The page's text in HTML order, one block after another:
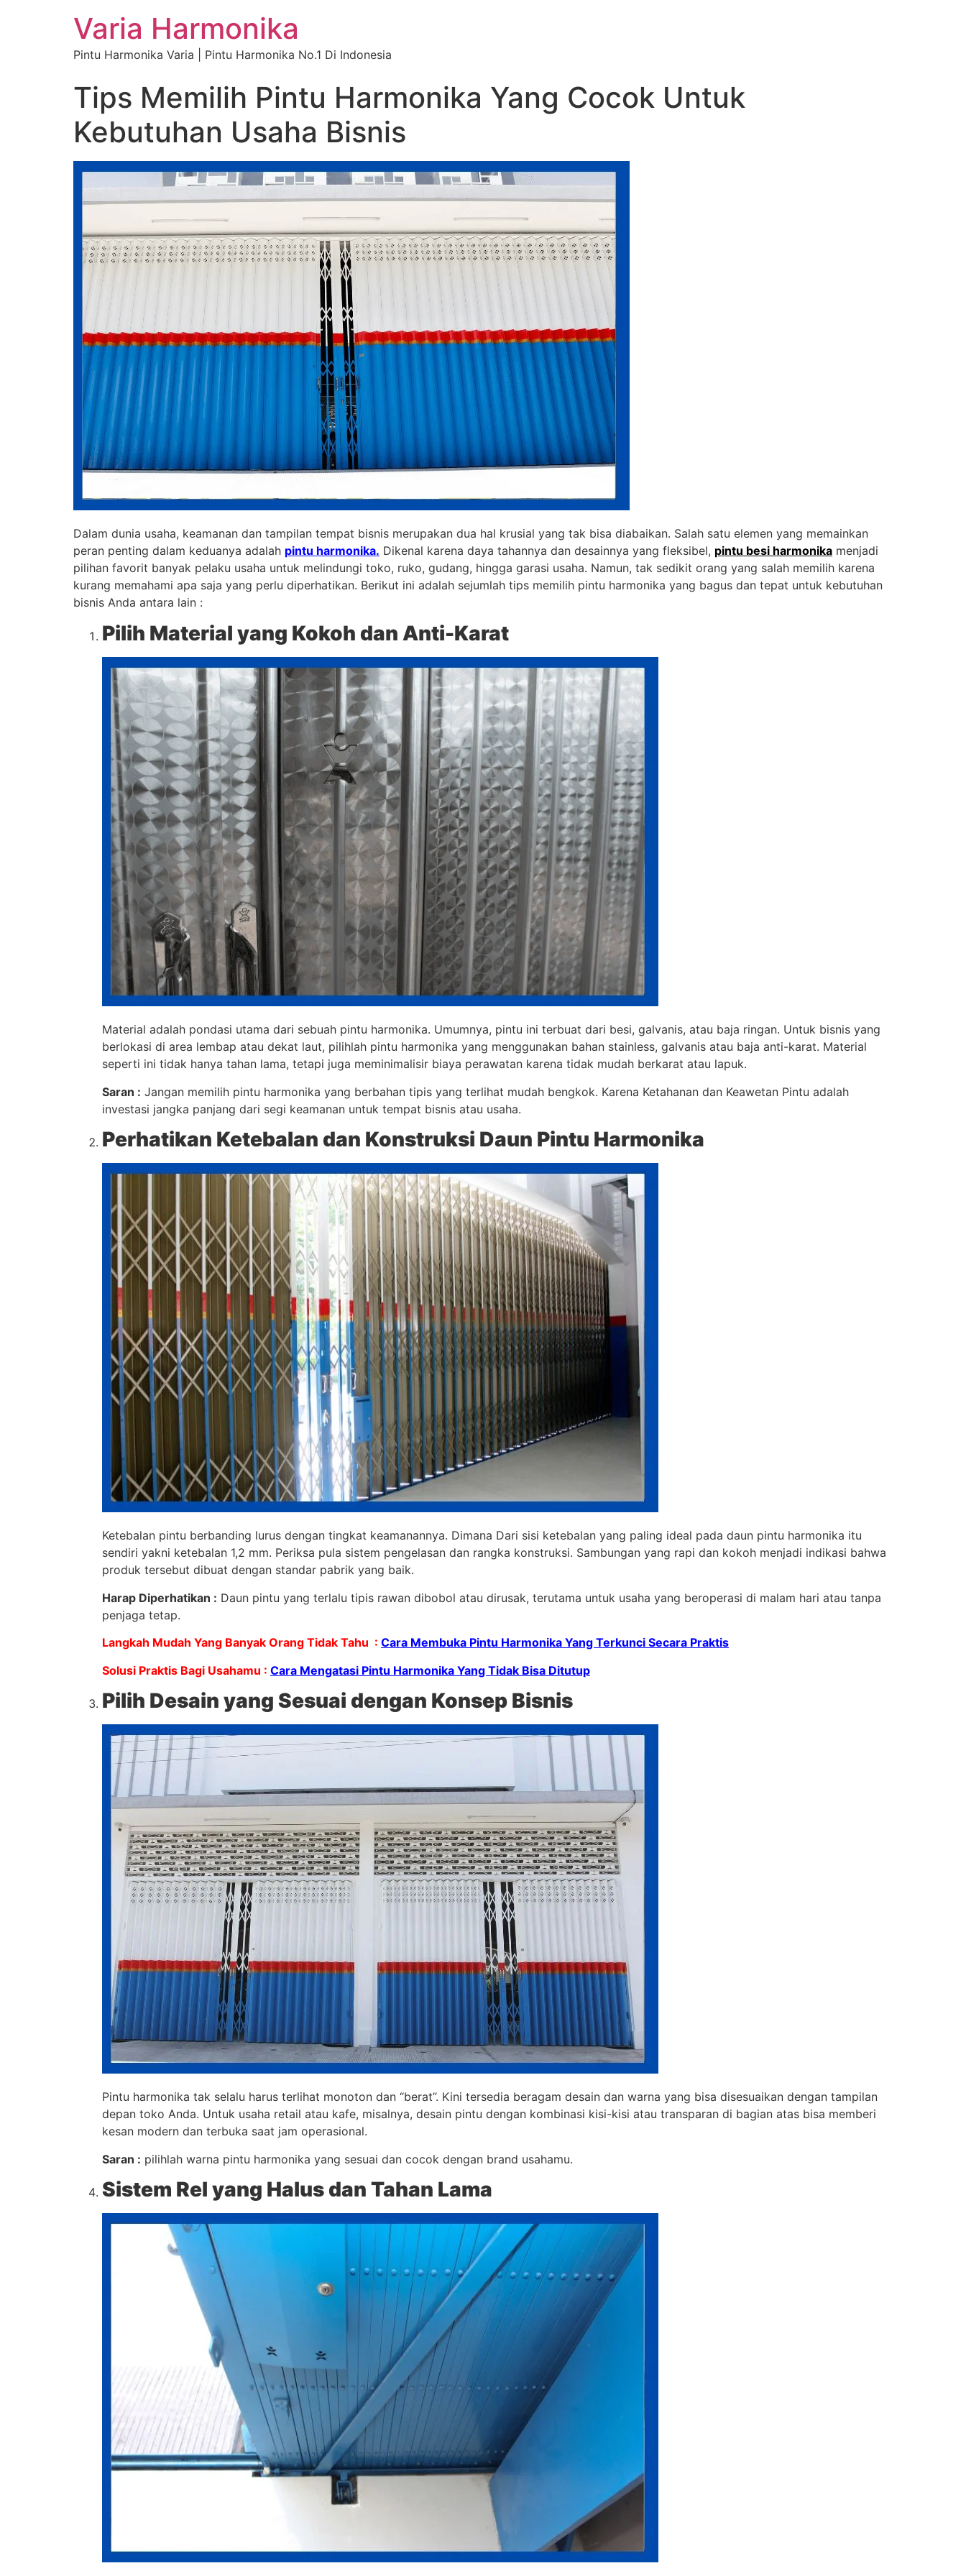
Varia Harmonika
Pintu Harmonika Varia | Pintu Harmonika No.1 Di Indonesia
Tips Memilih Pintu Harmonika Yang Cocok Untuk
Kebutuhan Usaha Bisnis
Dalam dunia usaha, keamanan dan tampilan tempat bisnis merupakan dua hal krusial yang tak bisa diabaikan. Salah satu elemen yang memainkan
peran penting dalam keduanya adalah pintu harmonika. Dikenal karena daya tahannya dan desainnya yang fleksibel, pintu besi harmonika menjadi
pilihan favorit banyak pelaku usaha untuk melindungi toko, ruko, gudang, hingga garasi usaha. Namun, tak sedikit orang yang salah memilih karena
kurang memahami apa saja yang perlu diperhatikan. Berikut ini adalah sejumlah tips memilih pintu harmonika yang bagus dan tepat untuk kebutuhan
bisnis Anda antara lain :
Pilih Material yang Kokoh dan Anti-Karat
Material adalah pondasi utama dari sebuah pintu harmonika. Umumnya, pintu ini terbuat dari besi, galvanis, atau baja ringan. Untuk bisnis yang
berlokasi di area lembap atau dekat laut, pilihlah pintu harmonika yang menggunakan bahan stainless, galvanis atau baja anti-karat. Material
seperti ini tidak hanya tahan lama, tetapi juga meminimalisir biaya perawatan karena tidak mudah berkarat atau lapuk.
Saran : Jangan memilih pintu harmonika yang berbahan tipis yang terlihat mudah bengkok. Karena Ketahanan dan Keawetan Pintu adalah
investasi jangka panjang dari segi keamanan untuk tempat bisnis atau usaha.
Perhatikan Ketebalan dan Konstruksi Daun Pintu Harmonika
Ketebalan pintu berbanding lurus dengan tingkat keamanannya. Dimana Dari sisi ketebalan yang paling ideal pada daun pintu harmonika itu
sendiri yakni ketebalan 1,2 mm. Periksa pula sistem pengelasan dan rangka konstruksi. Sambungan yang rapi dan kokoh menjadi indikasi bahwa
produk tersebut dibuat dengan standar pabrik yang baik.
Harap Diperhatikan : Daun pintu yang terlalu tipis rawan dibobol atau dirusak, terutama untuk usaha yang beroperasi di malam hari atau tanpa
penjaga tetap.
Langkah Mudah Yang Banyak Orang Tidak Tahu : Cara Membuka Pintu Harmonika Yang Terkunci Secara Praktis
Solusi Praktis Bagi Usahamu : Cara Mengatasi Pintu Harmonika Yang Tidak Bisa Ditutup
Pilih Desain yang Sesuai dengan Konsep Bisnis
Pintu harmonika tak selalu harus terlihat monoton dan “berat”. Kini tersedia beragam desain dan warna yang bisa disesuaikan dengan tampilan
depan toko Anda. Untuk usaha retail atau kafe, misalnya, desain pintu dengan kombinasi kisi-kisi atau transparan di bagian atas bisa memberi
kesan modern dan terbuka saat jam operasional.
Saran : pilihlah warna pintu harmonika yang sesuai dan cocok dengan brand usahamu.
Sistem Rel yang Halus dan Tahan Lama